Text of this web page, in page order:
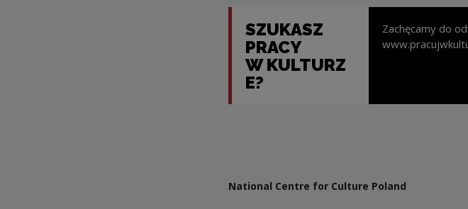
SZUKASZ
PRACY
W KULTURZ
E?
Zachęcamy do
National Centre for Culture Poland